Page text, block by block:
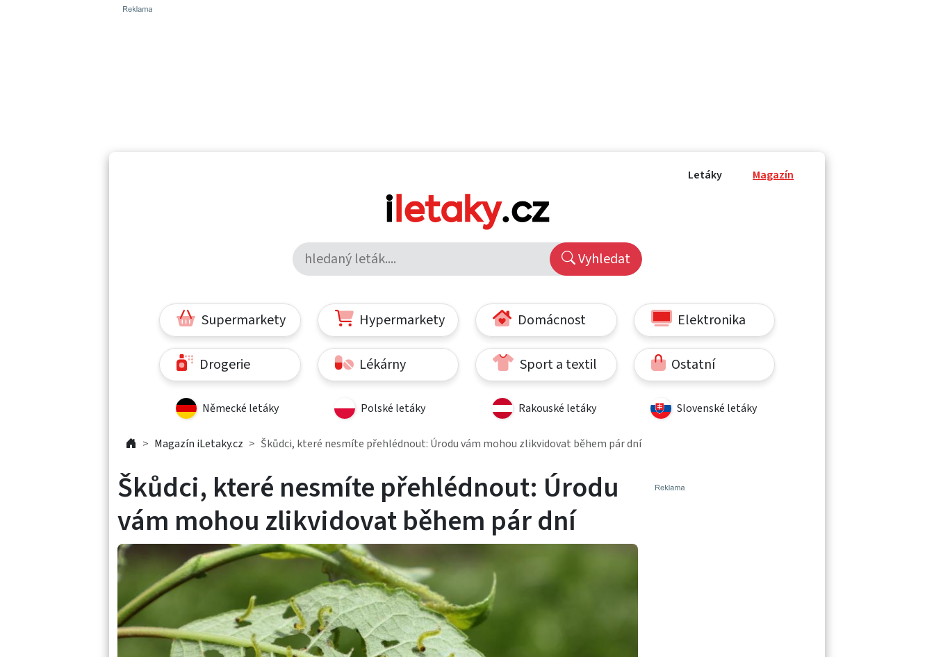
Letáky Magazín
Vyhledat
Supermarkety Hypermarkety Domácnost Elektronika
Drogerie Lékárny Sport a textil Ostatní
Německé letáky Polské letáky Rakouské letáky Slovenské letáky
Magazín iLetaky.cz Škůdci, které nesmíte přehlédnout: Úrodu vám mohou zlikvidovat během pár dní
Škůdci, které nesmíte přehlédnout: Úrodu
vám mohou zlikvidovat během pár dní